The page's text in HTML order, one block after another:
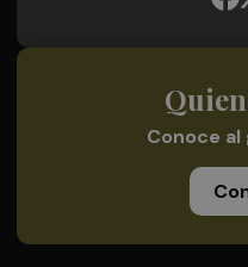
Conoce